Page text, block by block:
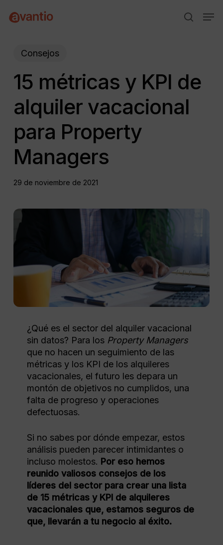
search
Consejos
15 métricas y KPI de
alquiler vacacional
para Property
Managers
29 de noviembre de 2021
¿Qué es el sector del alquiler vacacional
sin datos? Para los Property Managers
que no hacen un seguimiento de las
métricas y los KPI de los alquileres
vacacionales, el futuro les depara un
montón de objetivos no cumplidos, una
falta de progreso y operaciones
defectuosas.
Si no sabes por dónde empezar, estos
análisis pueden parecer intimidantes o
incluso molestos. Por eso hemos
reunido valiosos consejos de los
líderes del sector para crear una lista
de 15 métricas y KPI de alquileres
vacacionales que, estamos seguros de
que, llevarán a tu negocio al éxito.